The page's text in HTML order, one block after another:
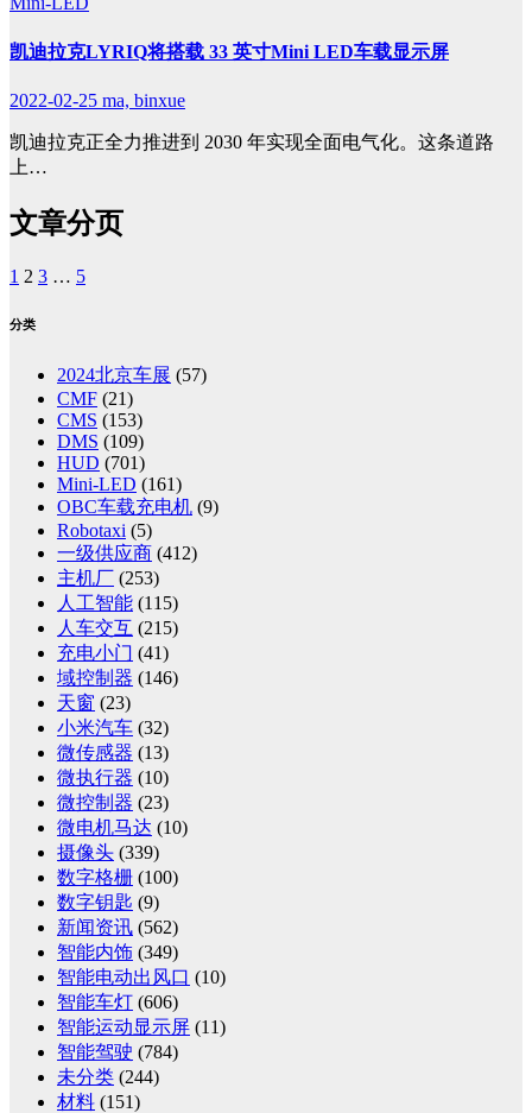
凯迪拉克LYRIQ将搭载 33 英寸Mini LED车载显示屏
2022-02-25 ma, binxue
凯迪拉克正全力推进到 2030 年实现全面电气化。这条道路
上…
文章分页
1 2 3 … 5
分类
2024北京车展 (57)
CMF (21)
CMS (153)
DMS (109)
HUD (701)
Mini-LED (161)
OBC车载充电机 (9)
Robotaxi (5)
一级供应商 (412)
主机厂 (253)
人工智能 (115)
人车交互 (215)
充电小门 (41)
域控制器 (146)
天窗 (23)
小米汽车 (32)
微传感器 (13)
微执行器 (10)
微控制器 (23)
微电机马达 (10)
摄像头 (339)
数字格栅 (100)
数字钥匙 (9)
新闻资讯 (562)
智能内饰 (349)
智能电动出风口 (10)
智能车灯 (606)
智能运动显示屏 (11)
智能驾驶 (784)
未分类 (244)
材料 (151)